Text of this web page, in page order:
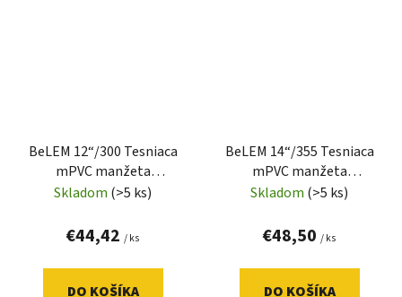
BeLEM 12“/300 Tesniaca
mPVC manžeta
uzatvorená
Skladom (>5 ks)
€44,42 / ks
DO KOŠÍKA
BeLEM 14“/355 Tesniaca
mPVC manžeta
uzatvorená
Skladom (>5 ks)
€48,50 / ks
DO KOŠÍKA